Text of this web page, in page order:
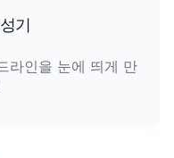
기
라인을 눈에 띄게 만